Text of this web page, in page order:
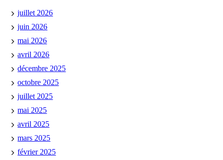
juillet 2026
juin 2026
mai 2026
avril 2026
décembre 2025
octobre 2025
juillet 2025
mai 2025
avril 2025
mars 2025
février 2025